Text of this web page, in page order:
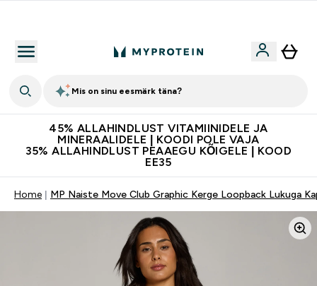
Mis on sinu eesmärk täna?
45% ALLAHINDLUST VITAMIINIDELE JA
MINERAALIDELE | KOODI POLE VAJA
35% ALLAHINDLUST PEAAEGU KÕIGELE | KOOD
EE35
Home MP Naiste Move Club Graphic Kerge Loopback Lukuga